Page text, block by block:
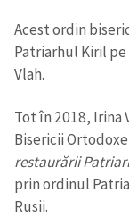
Acest ordin
Patriarhul Kiril
Vlah.
Tot în 2018, Irina
Bisericii Ortodoxe
restaurării
prin ordinul
Rusii.